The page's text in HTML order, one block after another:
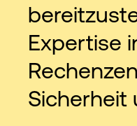
Expertise
Sicherheit